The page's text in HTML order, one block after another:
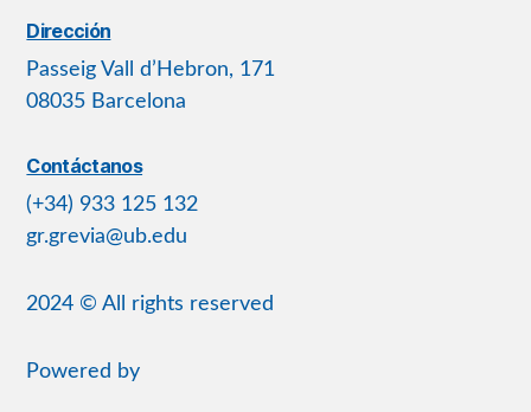
Dirección
Passeig Vall d’Hebron, 171
08035 Barcelona
Contáctanos
(+34) 933 125 132
gr.grevia@ub.edu
2024 © All rights reserved
Powered by